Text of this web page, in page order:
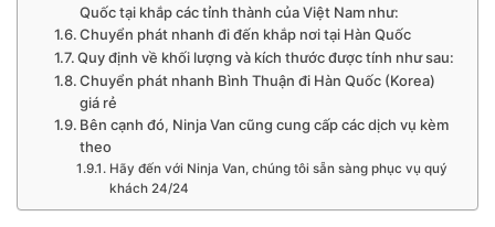
Quốc tại khắp các tỉnh thành của Việt Nam như:
Chuyển phát nhanh đi đến khắp nơi tại Hàn Quốc
Quy định về khối lượng và kích thước được tính như sau:
Chuyển phát nhanh Bình Thuận đi Hàn Quốc (Korea)
giá rẻ
Bên cạnh đó, Ninja Van cũng cung cấp các dịch vụ kèm
theo
Hãy đến với Ninja Van, chúng tôi sẵn sàng phục vụ quý
khách 24/24